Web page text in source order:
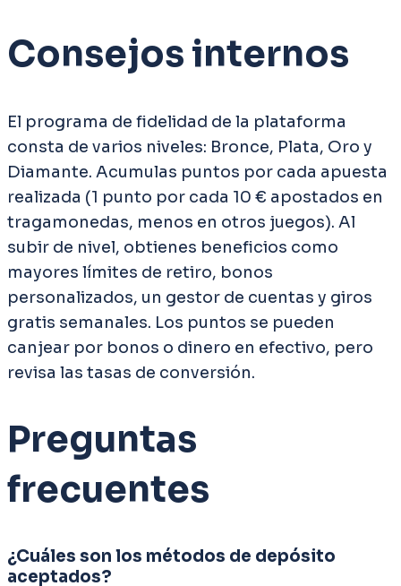
Consejos internos
El programa de fidelidad de la plataforma
consta de varios niveles: Bronce, Plata, Oro y
Diamante. Acumulas puntos por cada apuesta
realizada (1 punto por cada 10 € apostados en
tragamonedas, menos en otros juegos). Al
subir de nivel, obtienes beneficios como
mayores límites de retiro, bonos
personalizados, un gestor de cuentas y giros
gratis semanales. Los puntos se pueden
canjear por bonos o dinero en efectivo, pero
revisa las tasas de conversión.
Preguntas
frecuentes
¿Cuáles son los métodos de depósito
aceptados?